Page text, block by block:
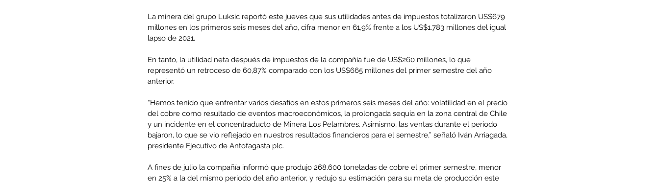
La minera del grupo Luksic reportó este jueves que sus utilidades antes de impuestos totalizaron US$679
millones en los primeros seis meses del año, cifra menor en 61,9% frente a los US$1.783 millones del igual
lapso de 2021.
En tanto, la utilidad neta después de impuestos de la compañía fue de US$260 millones, lo que
representó un retroceso de 60,87% comparado con los US$665 millones del primer semestre del año
anterior.
“Hemos tenido que enfrentar varios desafíos en estos primeros seis meses del año: volatilidad en el precio
del cobre como resultado de eventos macroeconómicos, la prolongada sequía en la zona central de Chile
y un incidente en el concentraducto de Minera Los Pelambres. Asimismo, las ventas durante el periodo
bajaron, lo que se vio reflejado en nuestros resultados financieros para el semestre,” señaló Iván Arriagada,
presidente Ejecutivo de Antofagasta plc.
A fines de julio la compañía informó que produjo 268.600 toneladas de cobre el primer semestre, menor
en 25% a la del mismo periodo del año anterior, y redujo su estimación para su meta de producción este